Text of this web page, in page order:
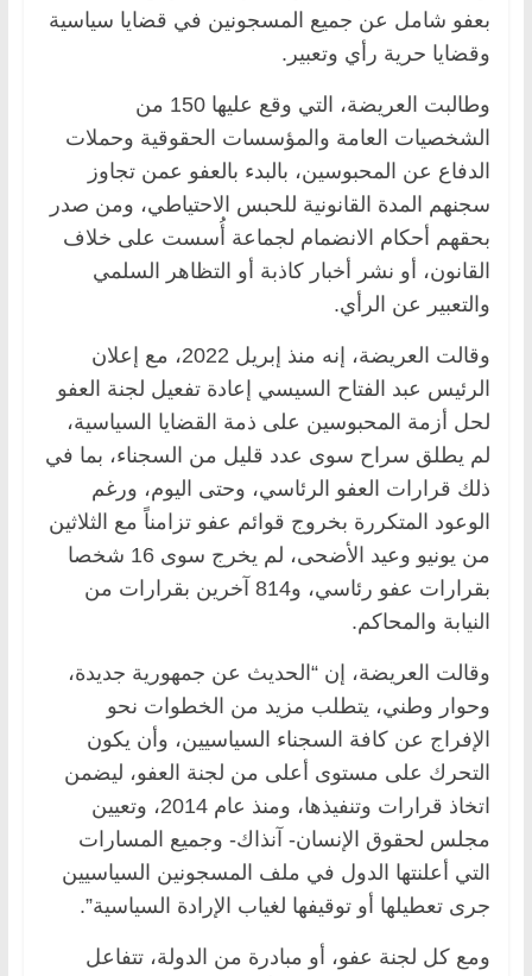
بعفو شامل عن جميع المسجونين في قضايا سياسية
وقضايا حرية رأي وتعبير.
وطالبت العريضة، التي وقع عليها 150 من
الشخصيات العامة والمؤسسات الحقوقية وحملات
الدفاع عن المحبوسين، بالبدء بالعفو عمن تجاوز
سجنهم المدة القانونية للحبس الاحتياطي، ومن صدر
بحقهم أحكام الانضمام لجماعة أُسست على خلاف
القانون، أو نشر أخبار كاذبة أو التظاهر السلمي
والتعبير عن الرأي.
وقالت العريضة، إنه منذ إبريل 2022، مع إعلان
الرئيس عبد الفتاح السيسي إعادة تفعيل لجنة العفو
لحل أزمة المحبوسين على ذمة القضايا السياسية،
لم يطلق سراح سوى عدد قليل من السجناء، بما في
ذلك قرارات العفو الرئاسي، وحتى اليوم، ورغم
الوعود المتكررة بخروج قوائم عفو تزامناً مع الثلاثين
من يونيو وعيد الأضحى، لم يخرج سوى 16 شخصا
بقرارات عفو رئاسي، و814 آخرين بقرارات من
النيابة والمحاكم.
وقالت العريضة، إن “الحديث عن جمهورية جديدة،
وحوار وطني، يتطلب مزيد من الخطوات نحو
الإفراج عن كافة السجناء السياسيين، وأن يكون
التحرك على مستوى أعلى من لجنة العفو، ليضمن
اتخاذ قرارات وتنفيذها، ومنذ عام 2014، وتعيين
مجلس لحقوق الإنسان- آنذاك- وجميع المسارات
التي أعلنتها الدول في ملف المسجونين السياسيين
جرى تعطيلها أو توقيفها لغياب الإرادة السياسية”.
ومع كل لجنة عفو، أو مبادرة من الدولة، تتفاعل